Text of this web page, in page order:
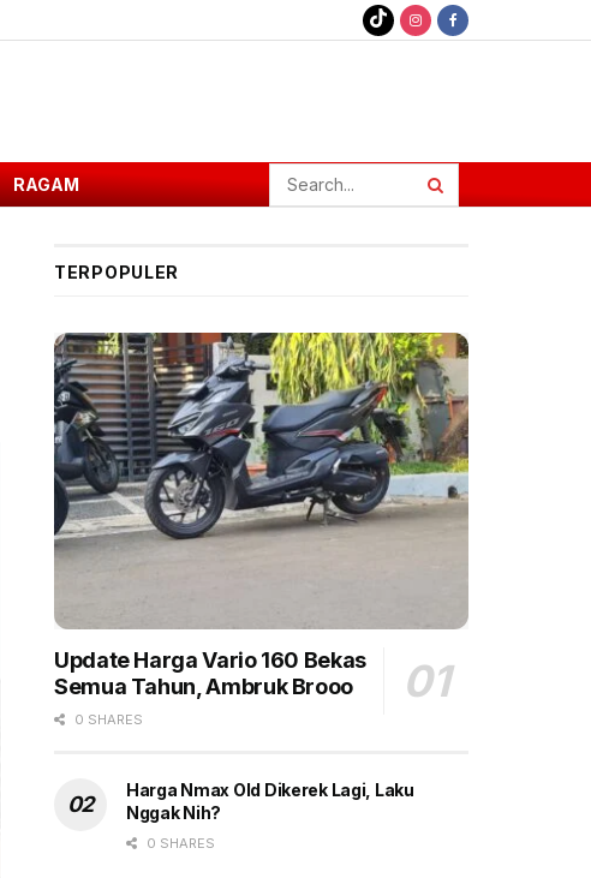
RAGAM
TERPOPULER
Update Harga Vario 160 Bekas
Semua Tahun, Ambruk Brooo
0 SHARES
Harga Nmax Old Dikerek Lagi, Laku
Nggak Nih?
0 SHARES